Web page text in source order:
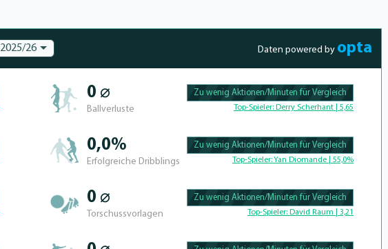
2025/26 Daten powered by opta
0 ⌀
Ballverluste
100.47619047619% Complete
Zu wenig Aktionen/Minuten für Vergleich
Top-Spieler: Derry Scherhant | 5,65
0,0%
Erfolgreiche Dribblings
100.46296296296% Complete
Zu wenig Aktionen/Minuten für Vergleich
Top-Spieler:Yan Diomande | 55,0%
0 ⌀
Torschussvorlagen
100.4329004329% Complete
Zu wenig Aktionen/Minuten für Vergleich
Top-Spieler: David Raum | 3,21